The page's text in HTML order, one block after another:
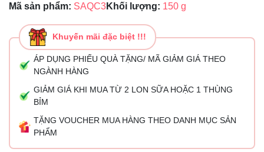
Mã sản phẩm: SAQC3Khối lượng: 150 g
Khuyến mãi đặc biệt !!!
ÁP DỤNG PHIẾU QUÀ TẶNG/ MÃ GIẢM GIÁ THEO
NGÀNH HÀNG
GIẢM GIÁ KHI MUA TỪ 2 LON SỮA HOẶC 1 THÙNG
BỈM
TẶNG VOUCHER MUA HÀNG THEO DANH MỤC SẢN
PHẨM